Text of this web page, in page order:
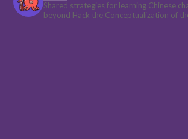
Shared strategies for learning Chinese
beyond Hack the Conceptualization of